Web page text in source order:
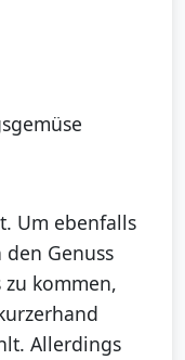
Um ebenfalls
Genuss
kommen,
Allerdings